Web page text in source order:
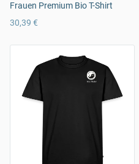
Frauen Premium Bio T-Shirt
30,39 €